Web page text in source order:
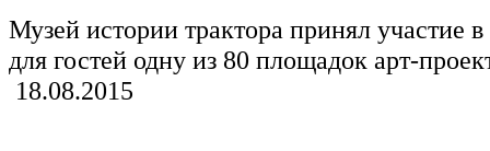
Музей истории трактора принял участие
для гостей одну из 80 площадок арт-
18.08.2015